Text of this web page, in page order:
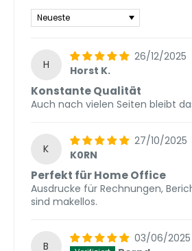
Sort by
H
26/12/2025
Horst K.
Konstante Qualität
Auch nach vielen Seiten bleibt
K
27/10/2025
K0RN
Perfekt für Home Office
Ausdrucke für Rechnungen,
sind makellos.
B
03/06/2025